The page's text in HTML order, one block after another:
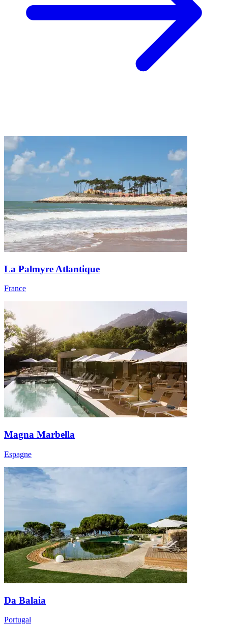
La Palmyre Atlantique
France
Magna Marbella
Espagne
Da Balaia
Portugal